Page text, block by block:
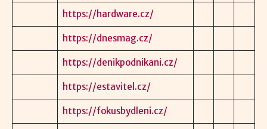
https://hardware.cz/
https://dnesmag.cz/
https://denikpodnikani.cz/
https://estavitel.cz/
https://fokusbydleni.cz/